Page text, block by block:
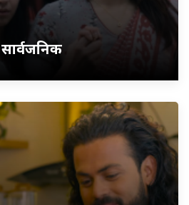
सार्वजनिक